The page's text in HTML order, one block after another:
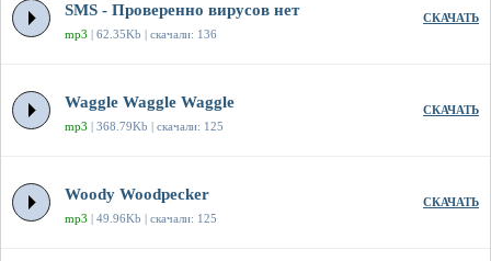
SMS - Проверенно вирусов нет
mp3 | 62.35Kb | скачали: 136
СКАЧАТЬ
Waggle Waggle Waggle
mp3 | 368.79Kb | скачали: 125
СКАЧАТЬ
Woody Woodpecker
mp3 | 49.96Kb | скачали: 125
СКАЧАТЬ